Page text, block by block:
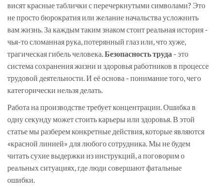
висят красные таблички с перечеркнутыми символами? Это
не просто бюрократия или желание начальства усложнить
вам жизнь. За каждым таким знаком стоит реальная история -
чья-то сломанная рука, потерянный глаз или, что хуже,
трагическая гибель человека.Безопасность труда - это
система сохранения жизни и здоровья работников в процессе
трудовой деятельности. И её основа - понимание того, чего
категорически нельзя делать.
Работа на производстве требует концентрации. Ошибка в
одну секунду может стоить карьеры или здоровья. В этой
статье мы разберем конкретные действия, которые являются
«красной линией» для любого сотрудника. Мы не будем
читать сухие выдержки из инструкций, а поговорим о
реальных ситуациях, где люди совершают фатальные
ошибки.